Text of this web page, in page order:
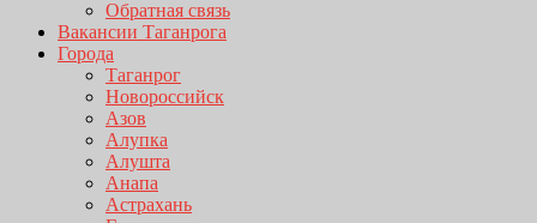
Обратная связь
Вакансии Таганрога
Города
Таганрог
Новороссийск
Азов
Алупка
Алушта
Анапа
Астрахань